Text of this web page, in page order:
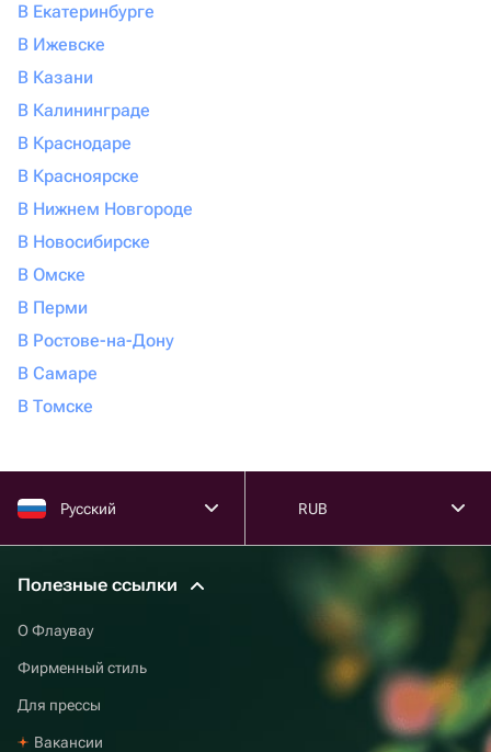
В Екатеринбурге
В Ижевске
В Казани
В Калининграде
В Краснодаре
В Красноярске
В Нижнем Новгороде
В Новосибирске
В Омске
В Перми
В Ростове-на-Дону
В Самаре
В Томске
Русский RUB
Полезные ссылки
О Флаувау
Фирменный стиль
Для прессы
Вакансии